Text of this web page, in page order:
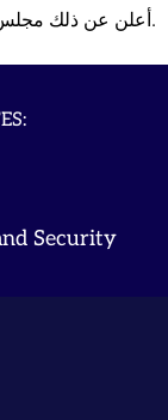
أعلن عن ذلك مجلس مدينة ماريوبول.
Security